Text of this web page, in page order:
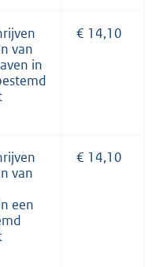
van
in
€ 14,10
van
een
€ 14,10